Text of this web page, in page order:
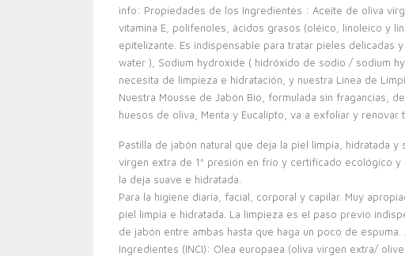
info: Propiedades de los Ingredientes : Aceite de oliva
vitamina E, polifenoles, ácidos grasos (oléico, linoleico y
epitelizante. Es indispensable para tratar pieles delicadas
water ), Sodium hydroxide ( hidróxido de sodio / sodium
necesita de limpieza e hidratación, y nuestra Línea de
Nuestra Mousse de Jabón Bio, formulada sin fragancias,
huesos de oliva, Menta y Eucalipto, va a exfoliar y renovar
Pastilla de jabón natural que deja la piel limpia, hidratada
virgen extra de 1ª presión en frío y certificado ecológico
la deja suave e hidratada.
Para la higiene diaria, facial, corporal y capilar. Muy
piel limpia e hidratada. La limpieza es el paso previo
de jabón entre ambas hasta que haga un poco de espuma.
Ingredientes (INCI): Olea europaea (oliva virgen extra/